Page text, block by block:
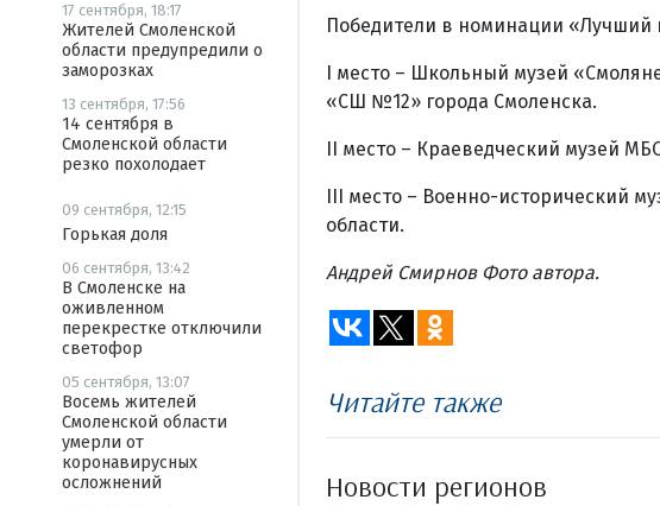
17 сентября, 18:17
Жителей Смоленской
области предупредили о
заморозках
13 сентября, 17:56
14 сентября в
Смоленской области
резко похолодает
09 сентября, 12:15
Горькая доля
06 сентября, 13:42
В Смоленске на
оживленном
перекрестке отключили
светофор
05 сентября, 13:07
Восемь жителей
Смоленской области
умерли от
коронавирусных
осложнений
Победители в номинации «Лучший
I место – Школьный музей
«СШ №12» города Смоленска.
II место – Краеведческий музей
III место – Военно-исторический
области.
Андрей Смирнов Фото автора.
Читайте также
Новости регионов